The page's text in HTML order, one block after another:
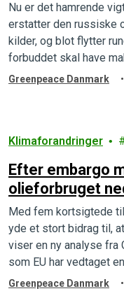
Nu er det hamrende
erstatter den russiske
kilder, og blot flytter
forbuddet skal have
klimakrisen, så skal
Greenpeace Danmark
Klimaforandringer
Efter embargo
olieforbruget
Med fem kortsigtede
yde et stort bidrag til,
viser en ny analyse fra
som EU har vedtaget
Greenpeace Danmark